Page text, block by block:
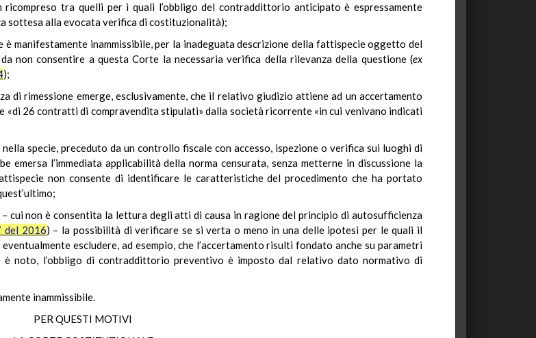
tra quelli per i quali l’obbligo del contraddittorio anticipato è espressamente
sottesa alla evocata verifica di costituzionalità);
manifestamente inammissibile, per la inadeguata descrizione della fattispecie oggetto del
non consentire a questa Corte la necessaria verifica della rilevanza della questione (ex
);
di rimessione emerge, esclusivamente, che il relativo giudizio attiene ad un accertamento
26 contratti di compravendita stipulati» dalla società ricorrente «in cui venivano indicati
specie, preceduto da un controllo fiscale con accesso, ispezione o verifica sui luoghi di
emersa l’immediata applicabilità della norma censurata, senza metterne in discussione la
non consente di identificare le caratteristiche del procedimento che ha portato
cui non è consentita la lettura degli atti di causa in ragione del principio di autosufficienza
del 2016) – la possibilità di verificare se si verta o meno in una delle ipotesi per le quali il
escludere, ad esempio, che l’accertamento risulti fondato anche su parametri
noto, l’obbligo di contraddittorio preventivo è imposto dal relativo dato normativo di
inammissibile.
PER QUESTI MOTIVI